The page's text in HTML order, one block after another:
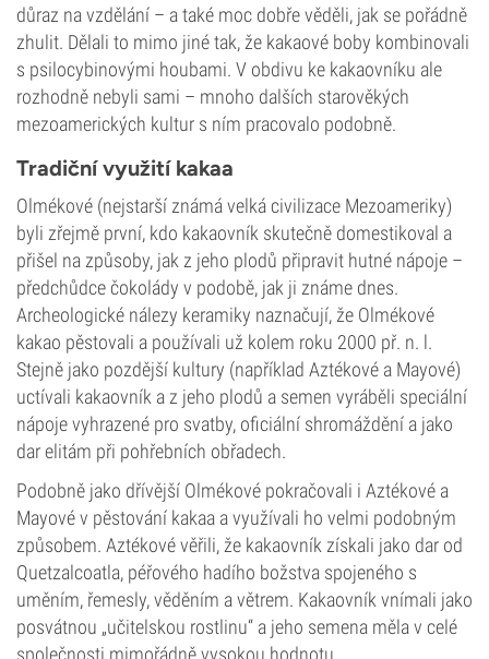
důraz na vzdělání – a také moc dobře věděli, jak se pořádně
zhulit. Dělali to mimo jiné tak, že kakaové boby kombinovali
s psilocybinovými houbami. V obdivu ke kakaovníku ale
rozhodně nebyli sami – mnoho dalších starověkých
mezoamerických kultur s ním pracovalo podobně.
Tradiční využití kakaa
Olmékové (nejstarší známá velká civilizace Mezoameriky)
byli zřejmě první, kdo kakaovník skutečně domestikoval a
přišel na způsoby, jak z jeho plodů připravit hutné nápoje –
předchůdce čokolády v podobě, jak ji známe dnes.
Archeologické nálezy keramiky naznačují, že Olmékové
kakao pěstovali a používali už kolem roku 2000 př. n. l.
Stejně jako pozdější kultury (například Aztékové a Mayové)
uctívali kakaovník a z jeho plodů a semen vyráběli speciální
nápoje vyhrazené pro svatby, oficiální shromáždění a jako
dar elitám při pohřebních obřadech.
Podobně jako dřívější Olmékové pokračovali i Aztékové a
Mayové v pěstování kakaa a využívali ho velmi podobným
způsobem. Aztékové věřili, že kakaovník získali jako dar od
Quetzalcoatla, péřového hadího božstva spojeného s
uměním, řemesly, věděním a větrem. Kakaovník vnímali jako
posvátnou „učitelskou rostlinu“ a jeho semena měla v celé
společnosti mimořádně vysokou hodnotu.